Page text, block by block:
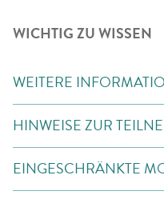
WICHTIG ZU WISSEN
WEITERE
HINWEISE ZUR
EINGESCHRÄNKTE